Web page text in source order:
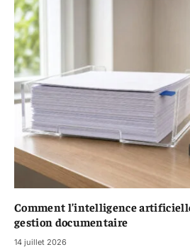
Comment l’intelligence
gestion documentaire
14 juillet 2026